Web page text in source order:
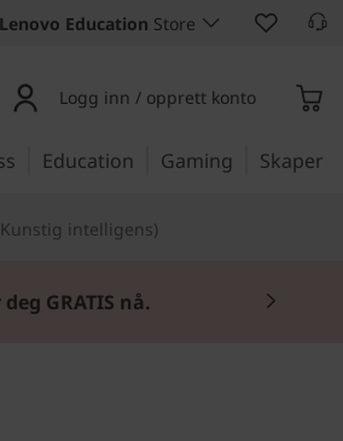
Lenovo Education Store
Logg inn / opprett konto
Education Gaming Skaper
intelligens)
GRATIS nå.